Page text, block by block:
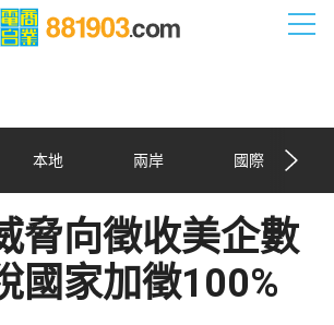
本地 兩岸 國際
脅向徵收美企數
國家加徵100%